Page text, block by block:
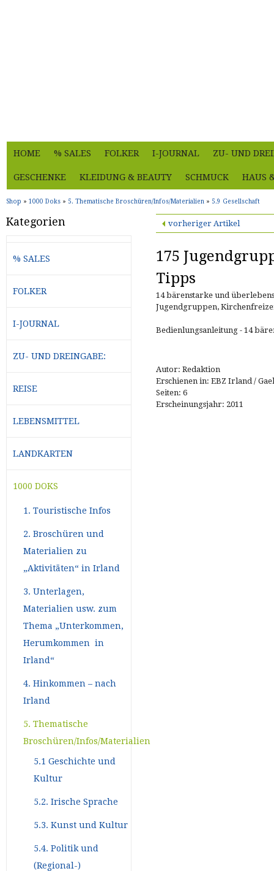
HOME % SALES FOLKER I-JOURNAL ZU- UND
GESCHENKE KLEIDUNG & BEAUTY SCHMUCK HAUS
Shop » 1000 Doks » 5. Thematische Broschüren/Infos/Materialien » 5.9 Gesellschaft
vorheriger Artikel
175
Tipps
14 bärenstarke und
Jugendgruppen,
Bedienlungsanleitung - 14
Autor: Redaktion
Erschienen in: EBZ Irland /
Seiten: 6
Erscheinungsjahr: 2011
Kategorien
% SALES
FOLKER
I-JOURNAL
ZU- UND DREINGABE:
REISE
LEBENSMITTEL
LANDKARTEN
1000 DOKS
1. Touristische Infos
2. Broschüren und
Materialien zu
„Aktivitäten“ in Irland
3. Unterlagen,
Materialien usw. zum
Thema „Unterkommen,
Herumkommen in
Irland“
4. Hinkommen – nach
Irland
5. Thematische
Broschüren/Infos/Materialien
5.1 Geschichte und
Kultur
5.2. Irische Sprache
5.3. Kunst und Kultur
5.4. Politik und
(Regional-)